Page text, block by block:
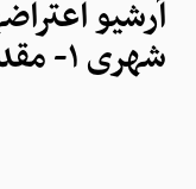
آرشیو
شهری ۱- مقدمه